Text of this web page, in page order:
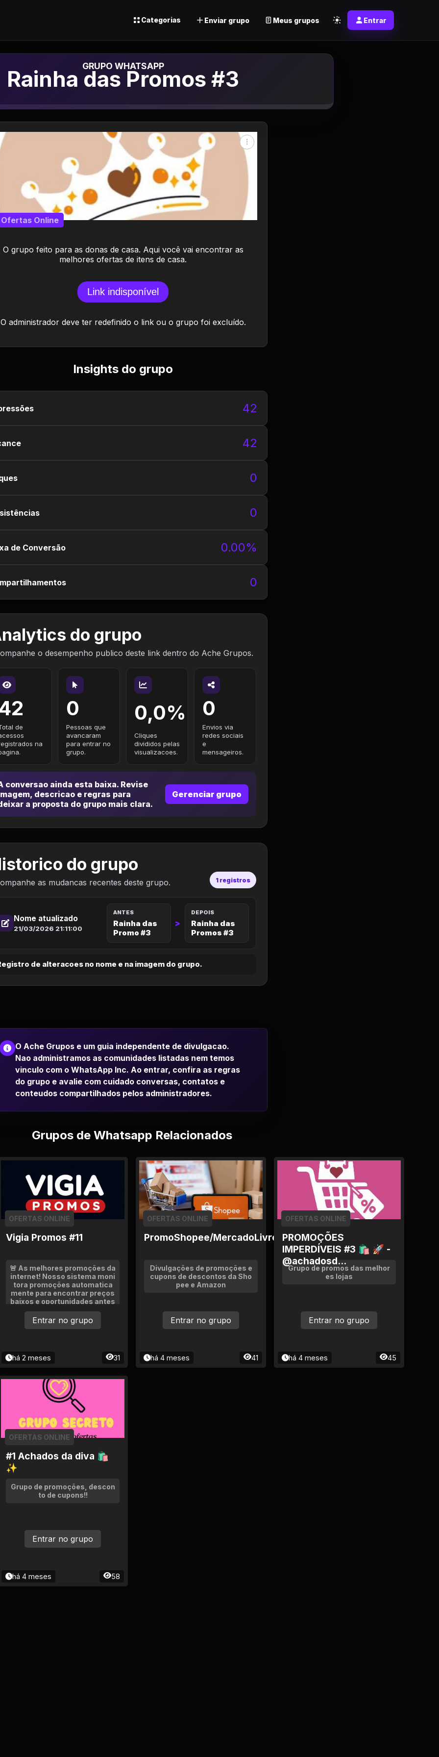
Categorias Enviar grupo Meus grupos Entrar
Grupo de Whatsapp
Rainha das Promos #3
O grupo feito para as donas de casa. Aqui você vai encontrar as
melhores ofertas de itens de casa.
Ofertas Online
Link indisponível
O administrador deve ter redefinido o link ou o grupo foi excluído.
Insights do grupo
42
42
0
0
de Conversão 0.00%
0
do grupo
o desempenho publico deste link dentro do Ache Grupos.
de
na
0
Pessoas que
avancaram
para entrar no
grupo.
0,0%
Cliques
divididos pelas
visualizacoes.
0
Envios via
redes sociais
e
mensageiros.
conversao ainda esta baixa. Revise
descricao e regras para
a proposta do grupo mais clara.
Gerenciar grupo
do grupo
as mudancas recentes deste grupo. 1 registros
Nome atualizado
21/03/2026 21:11:00
ANTES
Rainha das
Promo #3
>
DEPOIS
Rainha das
Promos #3
de alteracoes no nome e na imagem do grupo.
O Ache Grupos e um guia independente de divulgacao.
Nao administramos as comunidades listadas nem temos
vinculo com o WhatsApp Inc. Ao entrar, confira as regras
do grupo e avalie com cuidado conversas, contatos e
conteudos compartilhados pelos administradores.
Grupos de Whatsapp Relacionados
Vigia Promos #11
OFERTAS ONLINE
🚨 As melhores promoções da
internet! Nosso sistema moni
tora promoções automatica
mente para encontrar preços
baixos e oportunidades antes
que acabem.
há 2 meses 31
Entrar no grupo
PromoShopee/MercadoLivre
OFERTAS ONLINE
Divulgações de promoções e
cupons de descontos da Sho
pee e Amazon
há 4 meses 41
Entrar no grupo
PROMOÇÕES
IMPERDÍVEIS #3 🛍 🚀 -
@achadosd...
OFERTAS ONLINE
Grupo de promos das melhor
es lojas
há 4 meses 45
Entrar no grupo
#1 Achados da diva 🛍
✨
OFERTAS ONLINE
Grupo de promoções, descon
to de cupons!!
há 4 meses 58
Entrar no grupo